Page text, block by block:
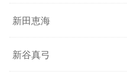
新田恵海
新谷真弓